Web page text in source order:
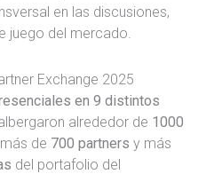
en las discusiones,
juego del mercado.
Exchange 2025
en 9 distintos
alrededor de 1000
de 700 partners y más
del portafolio del